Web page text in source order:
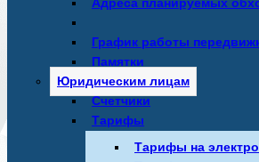
Адреса планируемых
График работы
Памятки
Юридическим лицам
Счетчики
Тарифы
Тарифы на